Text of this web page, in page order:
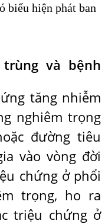
biểu hiện phát ban
và bệnh
tăng nhiễm
nghiêm trọng
đường tiêu
vào vòng đời
chứng ở phổi
trọng, ho ra
triệu chứng ở